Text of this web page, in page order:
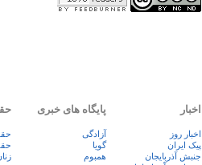
اخبار
اخبار روز
پيک ايران
جنبش آذربایجان
پایگاه های خبری
آزادگی
گویا
همبوم